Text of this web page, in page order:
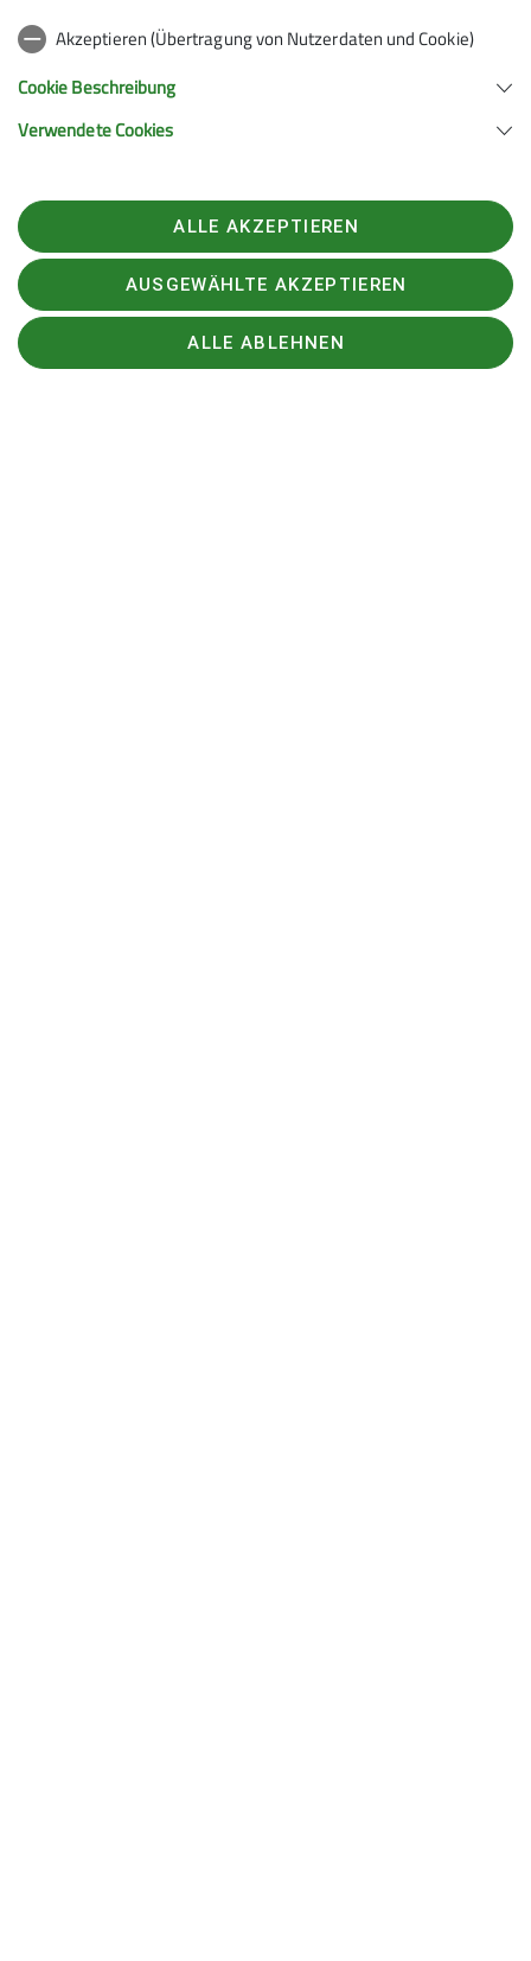
von Yolawo:
Überträgt Nutzerdaten
Technisch notwendig
Ich will den Inhalt sehen
Gut zu wissen: Die Einstellungen können
jederzeit in denDatenschutz-Einstellungen
angepasst werden!
Akzeptieren (Übertragung von Nutzerdaten und Cookie)
Cookie Beschreibung
Verwendete Cookies
ALLE AKZEPTIEREN
AUSGEWÄHLTE AKZEPTIEREN
ALLE ABLEHNEN